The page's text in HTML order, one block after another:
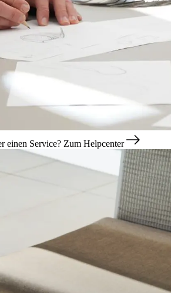
einen Service? Zum Helpcenter